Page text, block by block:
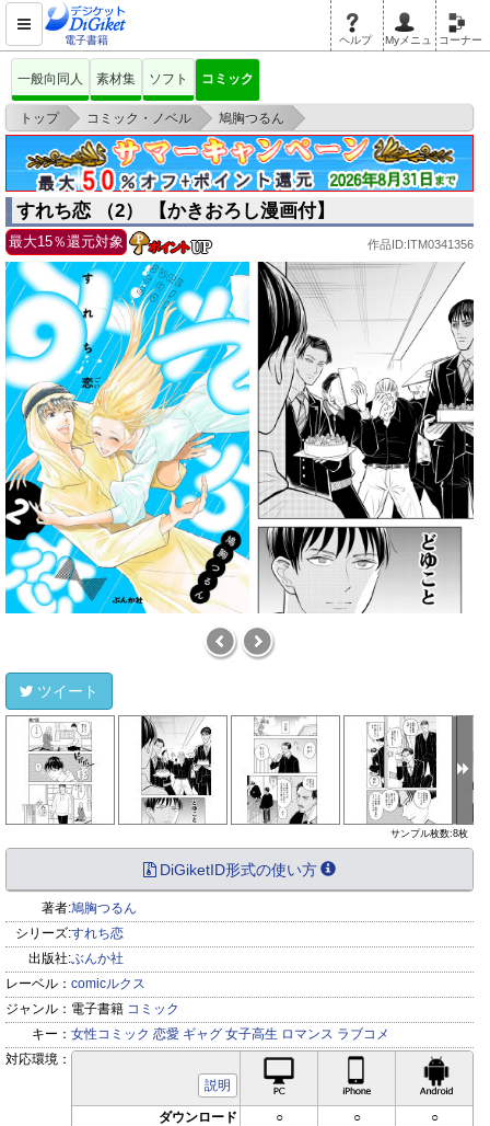
電子書籍 ヘルプ Myメニュ コーナー
一般向同人 素材集 ソフト コミック
トップ > コミック・ノベル > 鳩胸つるん
>
すれち恋 （2） 【かきおろし漫画付】
すれち恋 （2） 【かきおろし漫画付】
最大15％還元対象 作品ID:ITM0341356
ツイート
サンプル枚数:8枚
DiGiketID形式の使い方
著者:鳩胸つるん
シリーズ:すれち恋
出版社:ぶんか社
レーベル： comicルクス
ジャンル： 電子書籍 コミック
キー： 女性コミック 恋愛 ギャグ 女子高生 ロマンス ラブコメ
対応環境：
説明
iPhone対応
ダウンロード ○ ○
○